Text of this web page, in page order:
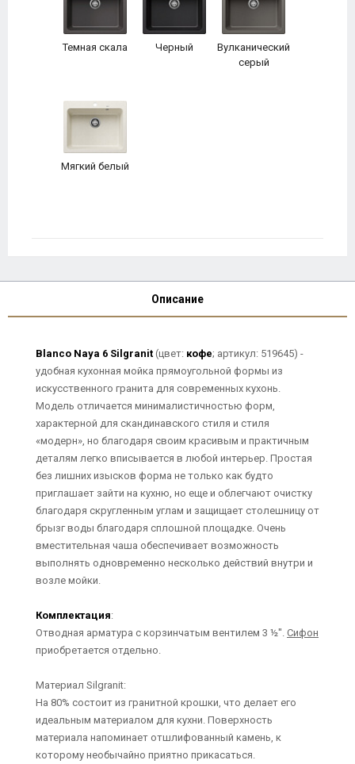
Темная скала Черный
Вулканический
серый
Мягкий белый
Описание
Blanco Naya 6 Silgranit (цвет: кофе; артикул: 519645) -
удобная кухонная мойка прямоугольной формы из
искусственного гранита для современных кухонь.
Модель отличается минималистичностью форм,
характерной для скандинавского стиля и стиля
«модерн», но благодаря своим красивым и практичным
деталям легко вписывается в любой интерьер. Простая
без лишних изысков форма не только как будто
приглашает зайти на кухню, но еще и облегчают очистку
благодаря скругленным углам и защищает столешницу от
брызг воды благодаря сплошной площадке. Очень
вместительная чаша обеспечивает возможность
выполнять одновременно несколько действий внутри и
возле мойки.
Комплектация:
Отводная арматура с корзинчатым вентилем 3 ½''. Сифон
приобретается отдельно.
Материал Silgranit:
На 80% состоит из гранитной крошки, что делает его
идеальным материалом для кухни. Поверхность
материала напоминает отшлифованный камень, к
которому необычайно приятно прикасаться.